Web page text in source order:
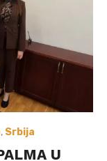
, Srbija
U